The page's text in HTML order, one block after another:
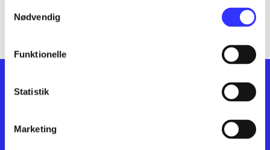
Nødvendig
Funktionelle
Statistik
Marketing
lorem ipsum dolor sit amet ...